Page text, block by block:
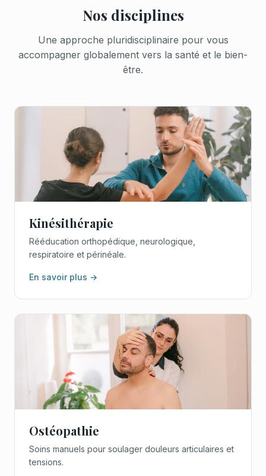
Nos disciplines
Une approche pluridisciplinaire pour vous
accompagner globalement vers la santé et le bien-
être.
Kinésithérapie
Rééducation orthopédique, neurologique,
respiratoire et périnéale.
En savoir plus →
Ostéopathie
Soins manuels pour soulager douleurs articulaires et
tensions.